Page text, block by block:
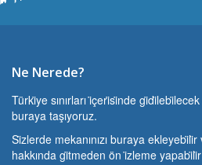
Ne Nerede?
Türki̇ye sınırları i̇çeri̇si̇nde
buraya taşıyoruz.
Si̇zlerde mekanınızı buraya
hakkında gi̇tmeden ön i̇zleme